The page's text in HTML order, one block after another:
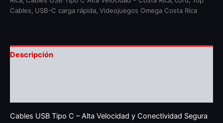
Cables, USB-C carga rápida, Videojuegos Omega Costa Rica
Descripción
Cables USB Tipo C – Alta Velocidad y Conectividad Segura